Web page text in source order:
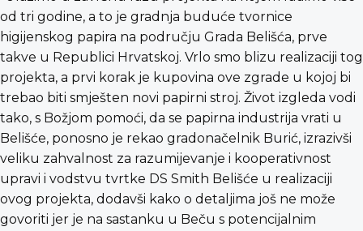
od tri godine, a to je gradnja buduće tvornice
higijenskog papira na području Grada Belišća, prve
takve u Republici Hrvatskoj. Vrlo smo blizu realizaciji tog
projekta, a prvi korak je kupovina ove zgrade u kojoj bi
trebao biti smješten novi papirni stroj. Život izgleda vodi
tako, s Božjom pomoći, da se papirna industrija vrati u
Belišće, ponosno je rekao gradonačelnik Burić, izrazivši
veliku zahvalnost za razumijevanje i kooperativnost
upravi i vodstvu tvrtke DS Smith Belišće u realizaciji
ovog projekta, dodavši kako o detaljima još ne može
govoriti jer je na sastanku u Beču s potencijalnim